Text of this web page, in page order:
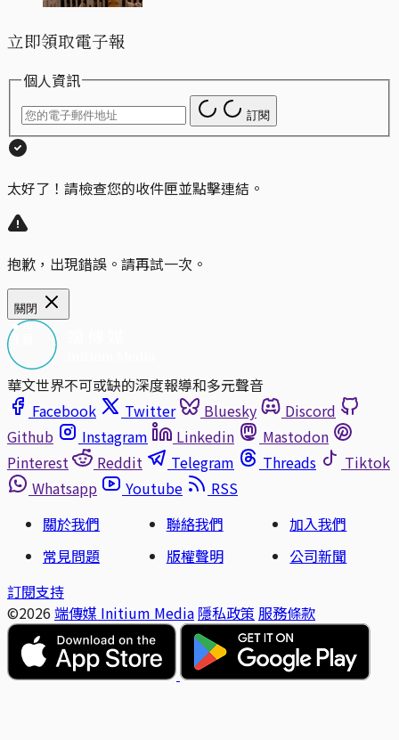
立即領取電子報
個人資訊
訂閱
太好了！請檢查您的收件匣並點擊連結。
抱歉，出現錯誤。請再試一次。
關閉
華文世界不可或缺的深度報導和多元聲音
Facebook
Twitter Bluesky
Discord
Github
Instagram Linkedin
Mastodon
Pinterest
Reddit Telegram Threads
Tiktok
Whatsapp
Youtube
RSS
關於我們
聯絡我們
加入我們
常見問題
版權聲明
公司新聞
訂閱支持
©2026 端傳媒 Initium Media 隱私政策 服務條款